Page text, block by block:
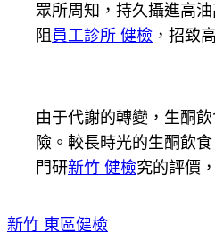
眾所周知，持久攝進高
阻員工診所 健檢 ，招致高
由于代謝的轉變，生酮
險。較長時光的生酮飲
門研新竹 健檢究的評價
新竹 東區健檢